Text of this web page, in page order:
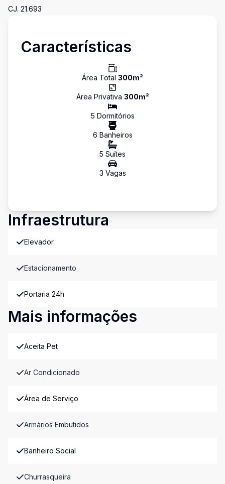
CJ. 21.693
Características
Área Total 300m²
Área Privativa 300m²
5 Dormitórios
6 Banheiros
5 Suítes
3 Vagas
Infraestrutura
Elevador
Estacionamento
Portaria 24h
Mais informações
Aceita Pet
Ar Condicionado
Área de Serviço
Armários Embutidos
Banheiro Social
Churrasqueira